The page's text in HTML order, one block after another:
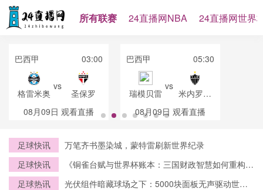
所有联赛 24直播网NBA 24直播网世界
巴西甲 03:00
格雷米奥
vs
圣保罗
08月09日 观看直播
巴西甲 05:30
瑞模贝雷
vs
米内罗竞
技
08月09日 观看直播
足球快讯
万笔齐书墨染城，蒙特雷刷新世界纪录
足球快讯
《铜雀台赋与世界杯账本：三国财政智慧如何重构
足球热讯
光伏组件暗藏球场之下：5000块面板无声驱动世界